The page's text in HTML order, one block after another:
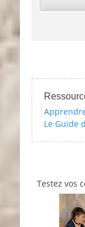
Le Guide
Testez vos